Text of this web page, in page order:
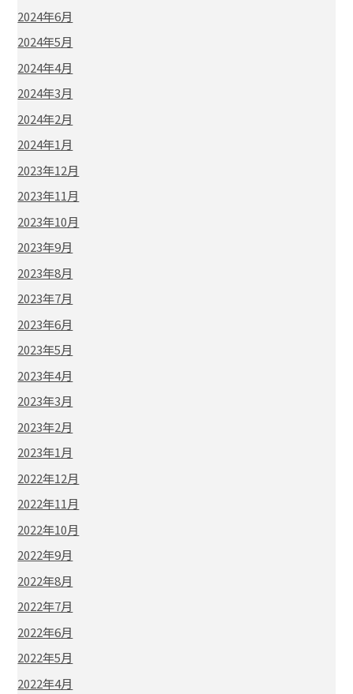
2024年6月
2024年5月
2024年4月
2024年3月
2024年2月
2024年1月
2023年12月
2023年11月
2023年10月
2023年9月
2023年8月
2023年7月
2023年6月
2023年5月
2023年4月
2023年3月
2023年2月
2023年1月
2022年12月
2022年11月
2022年10月
2022年9月
2022年8月
2022年7月
2022年6月
2022年5月
2022年4月